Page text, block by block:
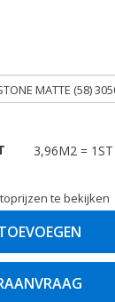
3,96M2 = 1ST
te bekijken